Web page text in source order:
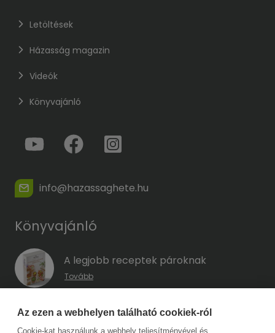
Letöltések
Házasság magazin
Videók
Könyvajánló
info@hazassaghete.hu
Könyvajánló
A legjobb receptek pároknak
Tovább
A hűség kódja – Hogyan előzd meg a
megcsalást, mielőtt még eszedbe jutott
Az ezen a webhelyen található cookiek-ról
Cookie-kat használunk a webhely teljesítményével és